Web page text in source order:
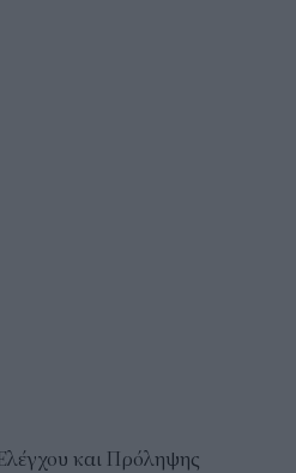
και Πρόληψης